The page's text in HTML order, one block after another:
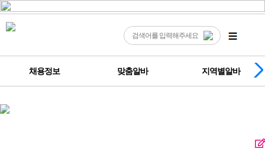
채용정보 맞춤알바 지역별알바